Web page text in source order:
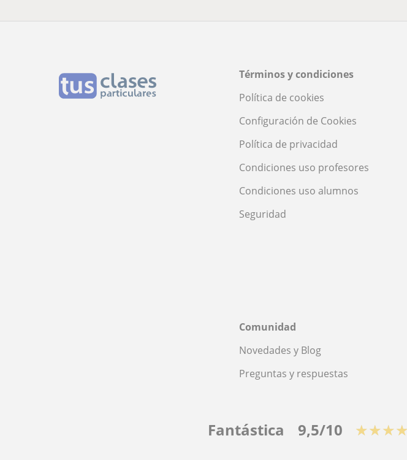
Términos y condiciones
Política de cookies
Configuración de Cookies
Política de privacidad
Condiciones uso profesores
Condiciones uso alumnos
Seguridad
Comunidad
Novedades y Blog
Preguntas y respuestas
Fantástica 9,5/10